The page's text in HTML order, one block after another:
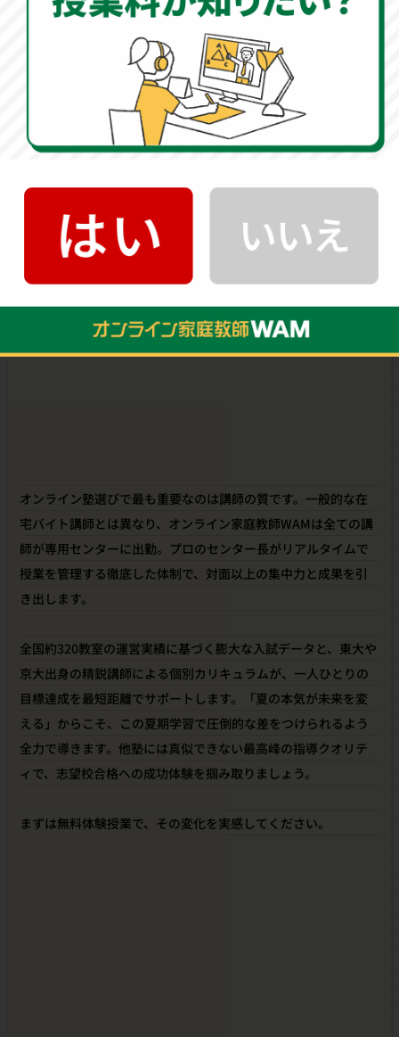
オンライン塾選びで最も重要なのは講師の質です。一般的な在
宅バイト講師とは異なり、オンライン家庭教師WAMは全ての講
師が専用センターに出勤。プロのセンター長がリアルタイムで
授業を管理する徹底した体制で、対面以上の集中力と成果を引
き出します。
全国約320教室の運営実績に基づく膨大な入試データと、東大や
京大出身の精鋭講師による個別カリキュラムが、一人ひとりの
目標達成を最短距離でサポートします。「夏の本気が未来を変
える」からこそ、この夏期学習で圧倒的な差をつけられるよう
全力で導きます。他塾には真似できない最高峰の指導クオリテ
ィで、志望校合格への成功体験を掴み取りましょう。
まずは無料体験授業で、その変化を実感してください。